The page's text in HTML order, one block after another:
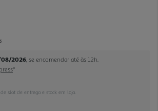
A janela em vidro com
acompanhar a
a gaveta, ajudando a manter o
resultados. O termóstato
a 200 ºC, as 8 opções de
a função de pré-
manter quente e o lembrete
a utilização mais simples e
antiaderente, gaveta
08/2026 , se encomendar até às 12h.
*
slot de entrega e stock em loja.